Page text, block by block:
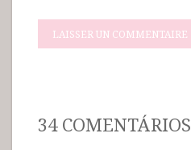
34 COMENTÁRIOS